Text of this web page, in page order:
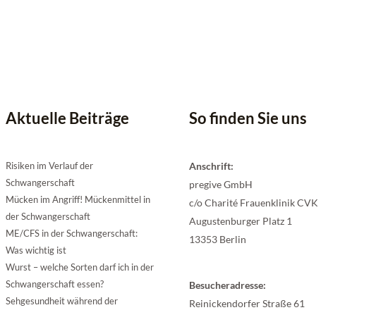
Aktuelle Beiträge
Risiken im Verlauf der
Schwangerschaft
Mücken im Angriff! Mückenmittel in
der Schwangerschaft
ME/CFS in der Schwangerschaft:
Was wichtig ist
Wurst – welche Sorten darf ich in der
Schwangerschaft essen?
Sehgesundheit während der
So finden Sie uns
Anschrift:
pregive GmbH
c/o Charité Frauenklinik CVK
Augustenburger Platz 1
13353 Berlin
Besucheradresse:
Reinickendorfer Straße 61